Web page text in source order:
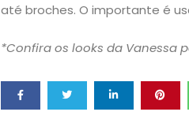
Mães
&
Filhos
até broches. O importante é
*Confira os looks da Vanessa